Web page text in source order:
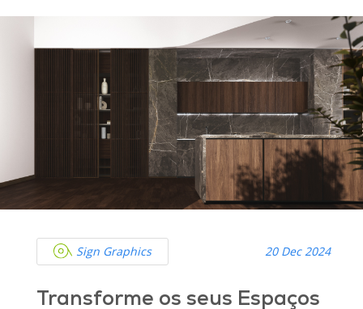
Sign Graphics 20 Dec 2024
Transforme os seus Espaços